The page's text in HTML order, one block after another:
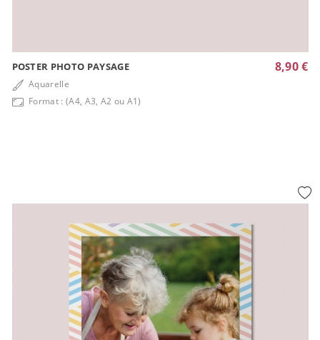
POSTER PHOTO PAYSAGE
Aquarelle
Format : (A4, A3, A2 ou A1)
8,90 €